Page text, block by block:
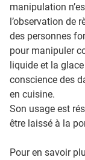
manipulation
l’observation de
des personnes
pour manipuler
liquide et la
conscience des
en cuisine.
Son usage est
être laissé à la
Pour en savoir